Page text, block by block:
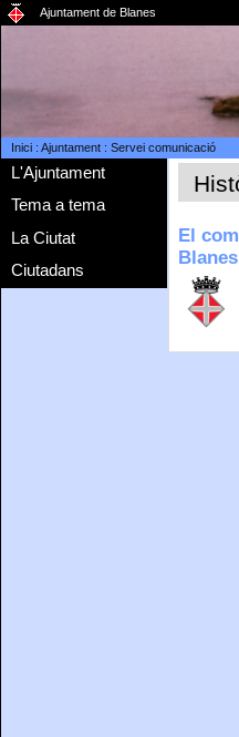
Ajuntament de Blanes
Inici: Ajuntament: Servei comunicació
L'Ajuntament
Tema a tema
La Ciutat
Ciutadans
El